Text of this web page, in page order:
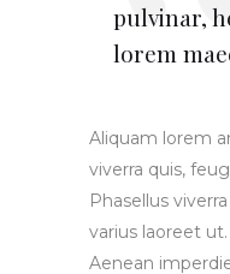
pulvinar,
lorem
Aliquam lorem
viverra quis,
Phasellus
varius laoreet
Aenean